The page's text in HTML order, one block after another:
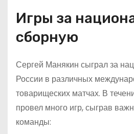
Игры за
сборную
Сергей Манякин сыграл за
России в различных
товарищеских матчах. В
провел много игр, сыграв
команды: